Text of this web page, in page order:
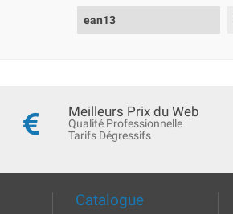
ean13
Meilleurs Prix du Web
Qualité Professionnelle
Tarifs Dégressifs
Catalogue